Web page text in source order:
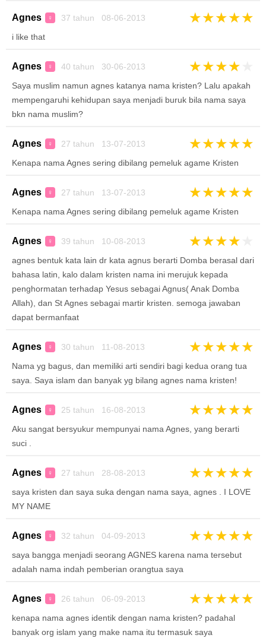
Agnes ♀ 37 tahun 08-06-2013 ★★★★★
i like that
Agnes ♀ 40 tahun 30-06-2013 ★★★★
Saya muslim namun agnes katanya nama kristen? Lalu apakah
mempengaruhi kehidupan saya menjadi buruk bila nama saya
bkn nama muslim?
Agnes ♀ 27 tahun 13-07-2013 ★★★★★
Kenapa nama Agnes sering dibilang pemeluk agame Kristen
Agnes ♀ 27 tahun 13-07-2013 ★★★★★
Kenapa nama Agnes sering dibilang pemeluk agame Kristen
Agnes ♀ 39 tahun 10-08-2013 ★★★★
agnes bentuk kata lain dr kata agnus berarti Domba berasal dari
bahasa latin, kalo dalam kristen nama ini merujuk kepada
penghormatan terhadap Yesus sebagai Agnus( Anak Domba
Allah), dan St Agnes sebagai martir kristen. semoga jawaban
dapat bermanfaat
Agnes ♀ 30 tahun 11-08-2013 ★★★★★
Nama yg bagus, dan memiliki arti sendiri bagi kedua orang tua
saya. Saya islam dan banyak yg bilang agnes nama kristen!
Agnes ♀ 25 tahun 16-08-2013 ★★★★★
Aku sangat bersyukur mempunyai nama Agnes, yang berarti
suci .
Agnes ♀ 27 tahun 28-08-2013 ★★★★★
saya kristen dan saya suka dengan nama saya, agnes . I LOVE
MY NAME
Agnes ♀ 32 tahun 04-09-2013 ★★★★★
saya bangga menjadi seorang AGNES karena nama tersebut
adalah nama indah pemberian orangtua saya
Agnes ♀ 26 tahun 06-09-2013 ★★★★★
kenapa nama agnes identik dengan nama kristen? padahal
banyak org islam yang make nama itu termasuk saya